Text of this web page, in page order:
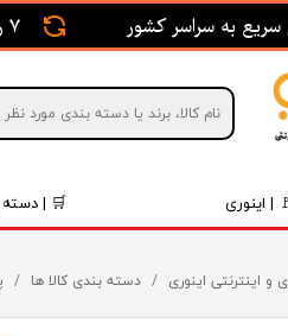
| اینوری 🛒 | دسته
سریع به سراسر کشور 7 روز ضمانت بازگشت
اینترنتی اینوری دسته بندی کالا ها